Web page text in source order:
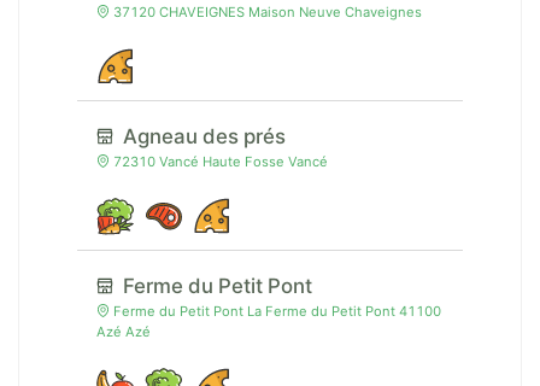
37120 CHAVEIGNES Maison Neuve Chaveignes
Agneau des prés
72310 Vancé Haute Fosse Vancé
Ferme du Petit Pont
Ferme du Petit Pont La Ferme du Petit Pont 41100
Azé Azé